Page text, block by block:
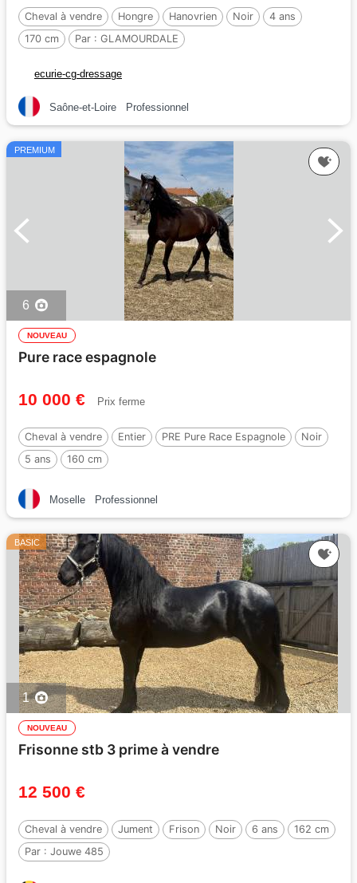
Cheval à vendre Hongre Hanovrien Noir
4 ans
170 cm
Par : GLAMOURDALE
ecurie-cg-dressage
Saône-et-Loire Professionnel
PREMIUM
6
NOUVEAU
Pure race espagnole
10 000 € Prix ferme
Cheval à vendre Entier PRE Pure Race Espagnole
Noir
5 ans
160 cm
Moselle Professionnel
BASIC
1
NOUVEAU
Frisonne stb 3 prime à vendre
12 500 €
Cheval à vendre Jument Frison Noir 6 ans
162 cm
Par : Jouwe 485